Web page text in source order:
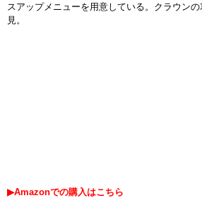
スアップメニューを用意している。クラウン
見。
▶Amazonでの購入はこちら